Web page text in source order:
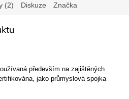
(2) Diskuze Značka
především na zajištěných
jako průmyslová spojka